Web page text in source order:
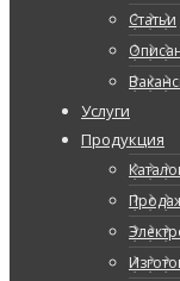
Статьи
Услуги
Продукция